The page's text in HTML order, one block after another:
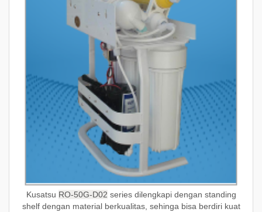
Kusatsu RO-50G-D02 series dilengkapi dengan standing
shelf dengan material berkualitas, sehinga bisa berdiri kuat